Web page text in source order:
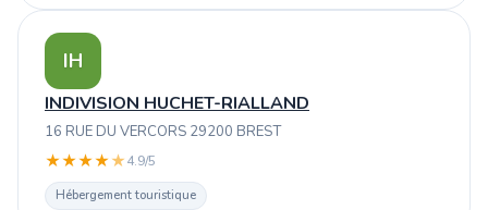
IH
INDIVISION HUCHET-RIALLAND
16 RUE DU VERCORS 29200 BREST
★★★★★4.9/5
Hébergement touristique